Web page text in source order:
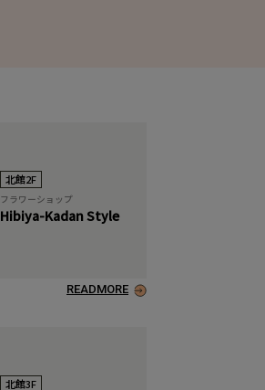
北館2F
フラワーショップ
Hibiya-Kadan Style
READMORE
北館3F